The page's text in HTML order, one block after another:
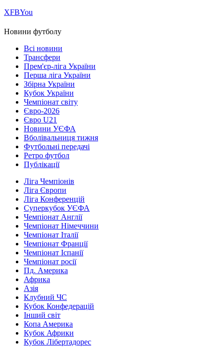
ХFBYou
Новини футболу
Всі новини
Трансфери
Прем'єр-ліга України
Перша ліга України
Збірна України
Кубок України
Чемпіонат світу
Євро-2026
Євро U21
Новини УЄФА
Вболівальниця тижня
Футбольні передачі
Ретро футбол
Публікації
Ліга Чемпіонів
Ліга Європи
Ліга Конференцій
Суперкубок УЄФА
Чемпіонат Англії
Чемпіонат Німеччини
Чемпіонат Італії
Чемпіонат Франції
Чемпіонат Іспанії
Чемпіонат росії
Пд. Америка
Африка
Азія
Клубний ЧС
Кубок Конфедерацій
Інший світ
Копа Америка
Кубок Африки
Кубок Лібертадорес